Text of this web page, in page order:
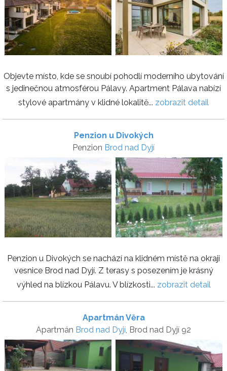
Objevte místo, kde se snoubí pohodlí moderního ubytování
s jedinečnou atmosférou Pálavy. Apartment Pálava nabízí
stylové apartmány v klidné lokalitě... zobrazit detail
Penzion u Divokých
Penzion Brod nad Dyjí
Penzion u Divokých se nachází na klidném místě na okraji
vesnice Brod nad Dyjí. Z terasy s posezením je krásný
výhled na blízkou Pálavu. V blízkosti... zobrazit detail
Apartmán Věra
Apartmán Brod nad Dyjí, Brod nad Dyjí 92